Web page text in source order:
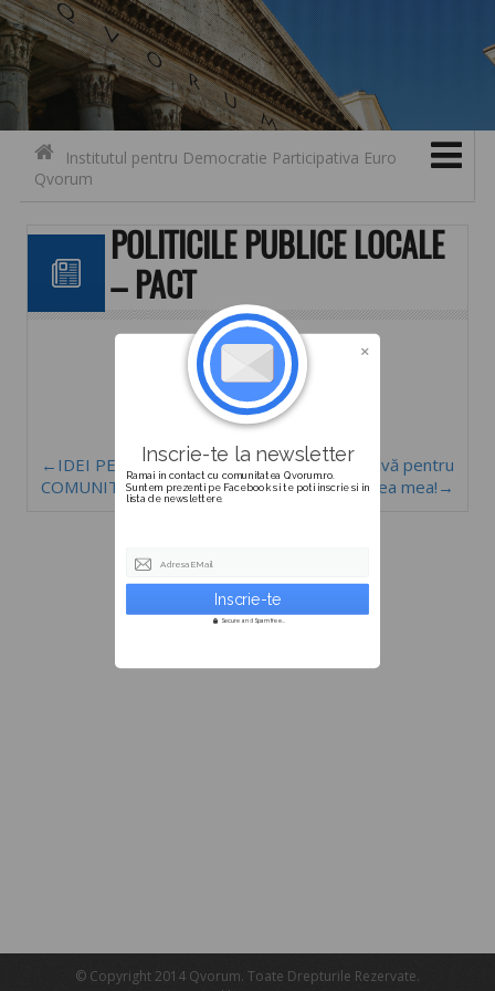
Contact
Skip to content
Institutul pentru Democratie Participativa Euro
Qvorum
POLITICILE PUBLICE LOCALE
– PACT
←IDEI PENTRU
COMUNITATE – CLLD
Inițiativă pentru
comunitatea mea!→
© Copyright 2014 Qvorum. Toate Drepturile Rezervate.
Inscrie-te la newsletter
Ramai in contact cu comunitatea Qvorum.ro.
Suntem prezenti pe Facebook si te poti inscrie si in
lista de newslettere.
Adresa EMail
Secure and Spam free...